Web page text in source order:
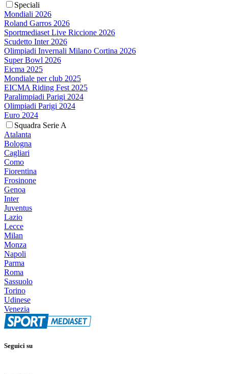
Speciali
Mondiali 2026
Roland Garros 2026
Sportmediaset Live Riccione 2026
Scudetto Inter 2026
Olimpiadi Invernali Milano Cortina 2026
Super Bowl 2026
Eicma 2025
Mondiale per club 2025
EICMA Riding Fest 2025
Paralimpiadi Parigi 2024
Olimpiadi Parigi 2024
Euro 2024
Squadra Serie A
Atalanta
Bologna
Cagliari
Como
Fiorentina
Frosinone
Genoa
Inter
Juventus
Lazio
Lecce
Milan
Monza
Napoli
Parma
Roma
Sassuolo
Torino
Udinese
Venezia
Seguici su